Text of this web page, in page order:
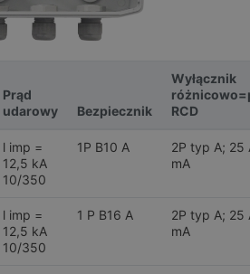
Prąd
udarowy
Bezpiecznik
Wyłącznik
RCD
l imp =
12,5 kA
10/350
1P B10 A
2P typ A; 25
mA
l imp =
12,5 kA
10/350
1 P B16 A
2P typ A; 25
mA